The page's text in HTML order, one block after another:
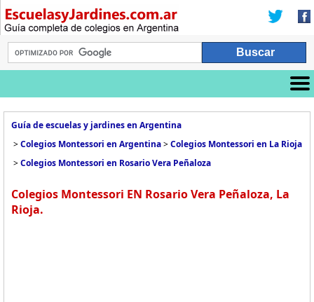
Guía de escuelas y jardines en Argentina
>Colegios Montessori en Argentina>Colegios Montessori en La Rioja
>Colegios Montessori en Rosario Vera Peñaloza
Colegios Montessori EN Rosario Vera Peñaloza, La
Rioja.